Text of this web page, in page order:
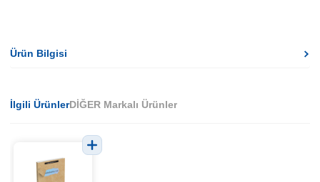
Ürün Bilgisi
İlgili ÜrünlerDİĞER Markalı Ürünler